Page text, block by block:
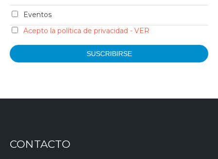
Eventos
Acepto la política de privacidad - VER
CONTACTO